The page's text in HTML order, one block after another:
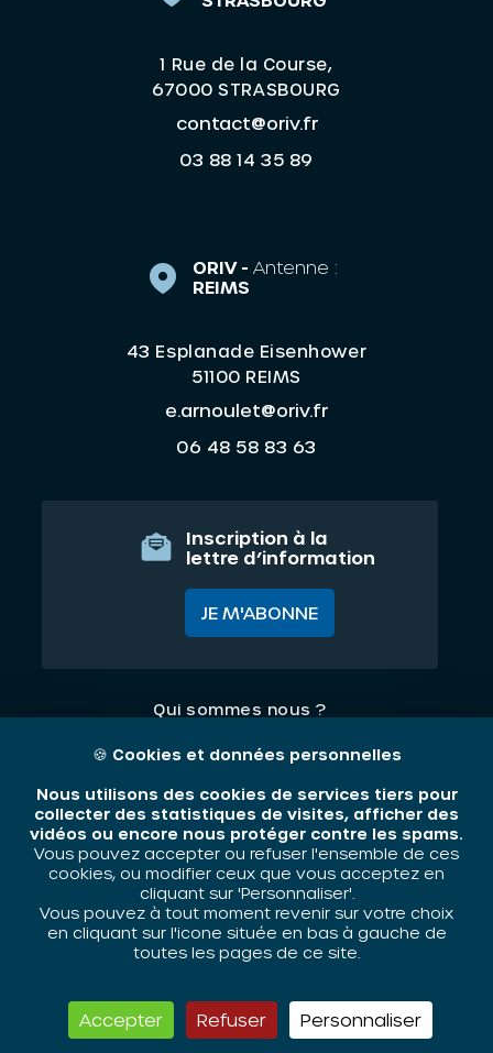
1 Rue de la Course,
67000 STRASBOURG
contact@oriv.fr
03 88 14 35 89
ORIV - Antenne :
REIMS
43 Esplanade Eisenhower
51100 REIMS
e.arnoulet@oriv.fr
06 48 58 83 63
Inscription à la
lettre d’information
JE M'ABONNE
Qui sommes nous ?
Nos thématiques
Mentions légales
ORIV - 2026 / Tous droits réservés
🍪 Cookies et données personnelles
Nous utilisons des cookies de services tiers pour
collecter des statistiques de visites, afficher des
vidéos ou encore nous protéger contre les spams.
Vous pouvez accepter ou refuser l'ensemble de ces
cookies, ou modifier ceux que vous acceptez en
cliquant sur 'Personnaliser'.
Vous pouvez à tout moment revenir sur votre choix
en cliquant sur l'icone située en bas à gauche de
toutes les pages de ce site.
Accepter Refuser Personnaliser